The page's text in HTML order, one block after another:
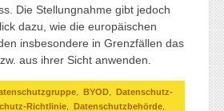
Die Stellungnahme gibt jedoch
dazu, wie die europäischen
insbesondere in Grenzfällen das
aus ihrer Sicht anwenden.
, BYOD,
Datenschutz-
Richtlinie, Datenschutzbehörde,